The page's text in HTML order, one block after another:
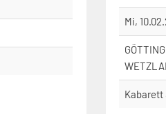
Mi,
Kabarett